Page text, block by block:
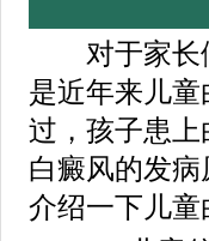
对于家长们
是近年来儿
过，孩子患
白癜风的发
介绍一下儿